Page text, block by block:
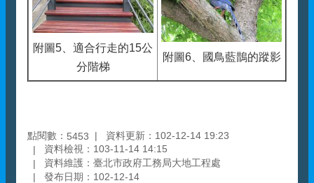
附圖5、適合行走的15公
分階梯
附圖6、國鳥藍鵲的蹤影
點閱數： 5453
資料更新：102-12-14 19:23
資料檢視：103-11-14 14:15
資料維護：臺北市政府工務局大地工程處
發布日期：102-12-14